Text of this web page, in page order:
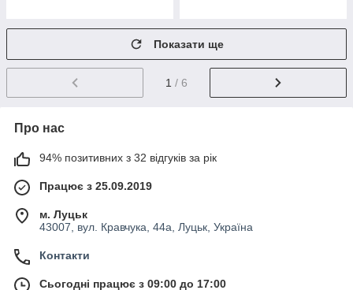
Показати ще
1 / 6
Про нас
94% позитивних з 32 відгуків за рік
Працює з 25.09.2019
м. Луцьк
43007, вул. Кравчука, 44а, Луцьк, Україна
Контакти
Сьогодні працює з 09:00 до 17:00